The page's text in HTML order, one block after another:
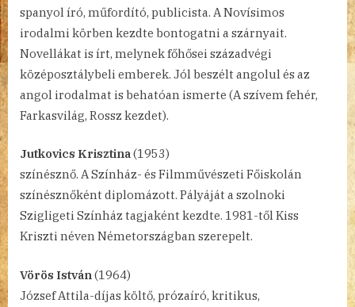
spanyol író, műfordító, publicista. A Novísimos
irodalmi körben kezdte bontogatni a szárnyait.
Novellákat is írt, melynek főhősei századvégi
középosztálybeli emberek. Jól beszélt angolul és az
angol irodalmat is behatóan ismerte (A szívem fehér,
Farkasvilág, Rossz kezdet).
Jutkovics Krisztina(1953)
színésznő. A Színház- és Filmművészeti Főiskolán
színésznőként diplomázott. Pályáját a szolnoki
Szigligeti Színház tagjaként kezdte. 1981-től Kiss
Kriszti néven Németországban szerepelt.
Vörös István(1964)
József Attila-díjas költő, prózaíró, kritikus,